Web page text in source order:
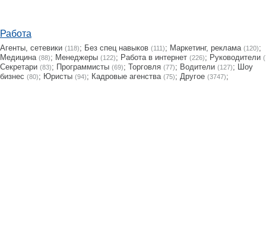
Работа
Агенты, сетевики (118); Без спец навыков (111); Маркетинг, реклама (120);
Медицина (88); Менеджеры (122); Работа в интернет (226); Руководители
Секретари (83); Программисты (69); Торговля (77); Водители (127); Шоу
бизнес (80); Юристы (94); Кадровые агенства (75); Другое (3747);